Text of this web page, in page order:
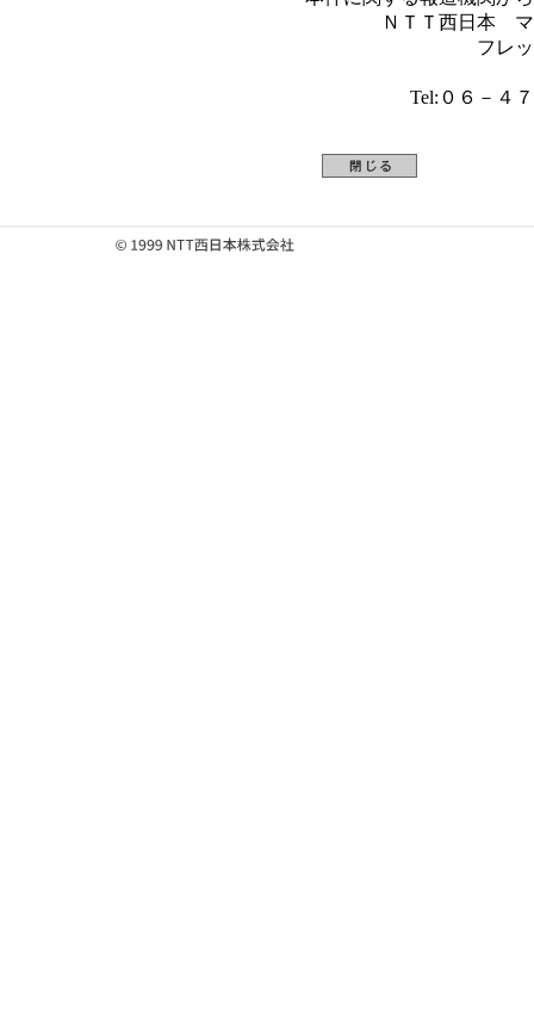
ＮＴＴ西日本
フレ
Tel:０６－４